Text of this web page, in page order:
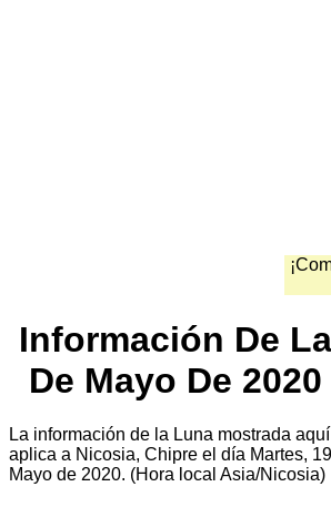
Información De
De Mayo De
La información de la Luna mostrada aquí
aplica a Nicosia, Chipre el día Martes,
Mayo de 2020. (Hora local Asia/Nicosia)